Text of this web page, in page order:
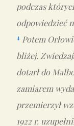
podczas
odpowiedzieć
4 Potem
bliżej.
dotarł do
zamiarem
przemierzył
1922 r.